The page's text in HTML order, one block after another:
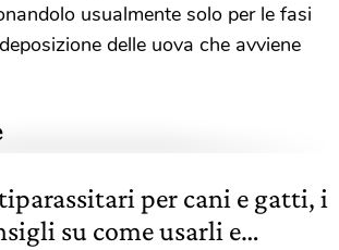
usualmente solo per le fasi
delle uova che avviene
per cani e gatti, i
su come usarli e